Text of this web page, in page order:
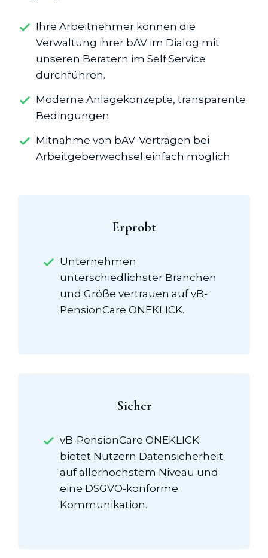
Ihre Arbeitnehmer können die
Verwaltung ihrer bAV im Dialog mit
unseren Beratern im Self Service
durchführen.
Moderne Anlagekonzepte, transparente
Bedingungen
Mitnahme von bAV-Verträgen bei
Arbeitgeberwechsel einfach möglich
Erprobt
Unternehmen
unterschiedlichster Branchen
und Größe vertrauen auf vB-
PensionCare ONEKLICK.
Sicher
vB-PensionCare ONEKLICK
bietet Nutzern Datensicherheit
auf allerhöchstem Niveau und
eine DSGVO-konforme
Kommunikation.